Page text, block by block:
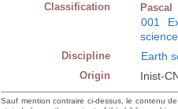
Classification Pascal
001
Discipline Earth
Origin Inist-
Sauf mention contraire ci-dessus, le contenu